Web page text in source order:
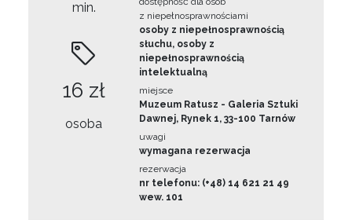
min.
16 zł
osoba
z niepełnosprawnościami
osoby z niepełnosprawnością
słuchu, osoby z
niepełnosprawnością
intelektualną
miejsce
Muzeum Ratusz - Galeria Sztuki
Dawnej, Rynek 1, 33-100 Tarnów
uwagi
wymagana rezerwacja
rezerwacja
nr telefonu: (+48) 14 621 21 49
wew. 101